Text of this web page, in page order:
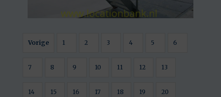
Vorige 1 2 3 4 5 6
7 8 9 10 11 12 13
14 15 16 17 18 19 20